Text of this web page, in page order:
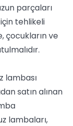
parçaları
tehlikeli
çocukların ve
lambası
satın alınan
lambaları,